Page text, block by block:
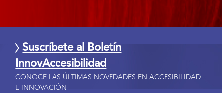
Suscríbete al Boletín
InnovAccesibilidad
CONOCE LAS ÚLTIMAS NOVEDADES EN ACCESIBILIDAD
E INNOVACIÓN